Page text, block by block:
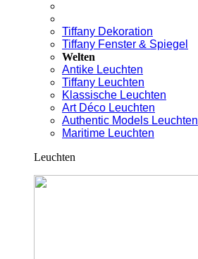
Tiffany Dekoration
Tiffany Fenster & Spiegel
Welten
Antike Leuchten
Tiffany Leuchten
Klassische Leuchten
Art Déco Leuchten
Authentic Models Leuchten
Maritime Leuchten
Leuchten